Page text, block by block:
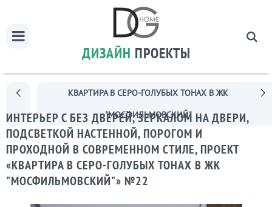
ДИЗАЙН ПРОЕКТЫ
КВАРТИРА В СЕРО-ГОЛУБЫХ ТОНАХ В ЖК
"МОСФИЛЬМОВСКИЙ"
ИНТЕРЬЕР С БЕЗ ДВЕРЕЙ, ЗЕРКАЛОМ НА ДВЕРИ,
ПОДСВЕТКОЙ НАСТЕННОЙ, ПОРОГОМ И
ПРОХОДНОЙ В СОВРЕМЕННОМ СТИЛЕ, ПРОЕКТ
«КВАРТИРА В СЕРО-ГОЛУБЫХ ТОНАХ В ЖК
"МОСФИЛЬМОВСКИЙ"» №22